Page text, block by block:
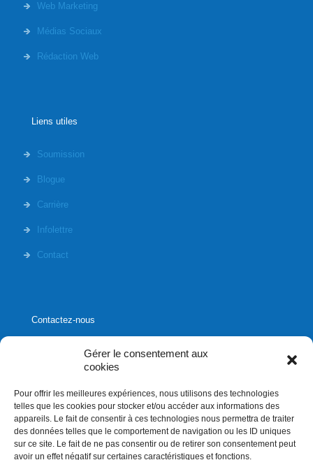
Gérer le consentement aux
cookies
Pour offrir les meilleures expériences, nous utilisons des technologies
telles que les cookies pour stocker et/ou accéder aux informations des
appareils. Le fait de consentir à ces technologies nous permettra de traiter
des données telles que le comportement de navigation ou les ID uniques
sur ce site. Le fait de ne pas consentir ou de retirer son consentement peut
avoir un effet négatif sur certaines caractéristiques et fonctions.
Web Marketing
Médias Sociaux
Rédaction Web
Liens utiles
Soumission
Blogue
Carrière
Infolettre
Contact
Contactez-nous
1020, rue Bouvier, suite 400,
Québec (Québec) G2K 0K9
info[]affluences.ca
418.684.8881